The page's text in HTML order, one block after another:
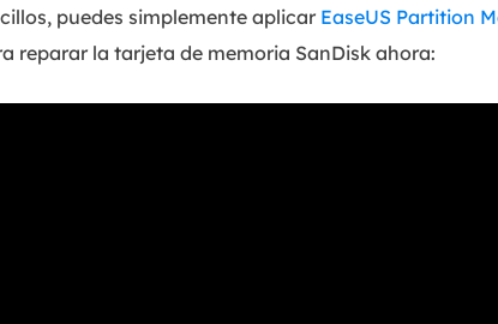
puedes simplemente aplicar EaseUS Partition
reparar la tarjeta de memoria SanDisk ahora: